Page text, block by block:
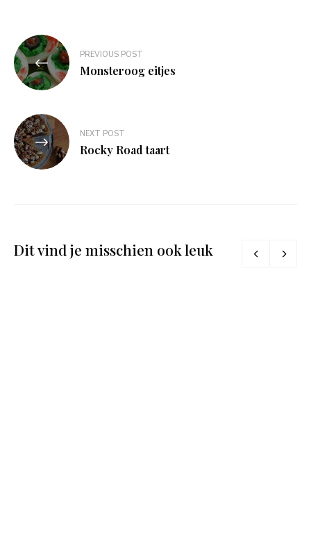
Bericht
navigatie
PREVIOUS POST
Monsteroog eitjes
NEXT POST
Rocky Road taart
Dit vind je misschien ook leuk